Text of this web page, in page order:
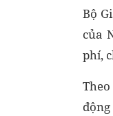
Bộ
của
phí,